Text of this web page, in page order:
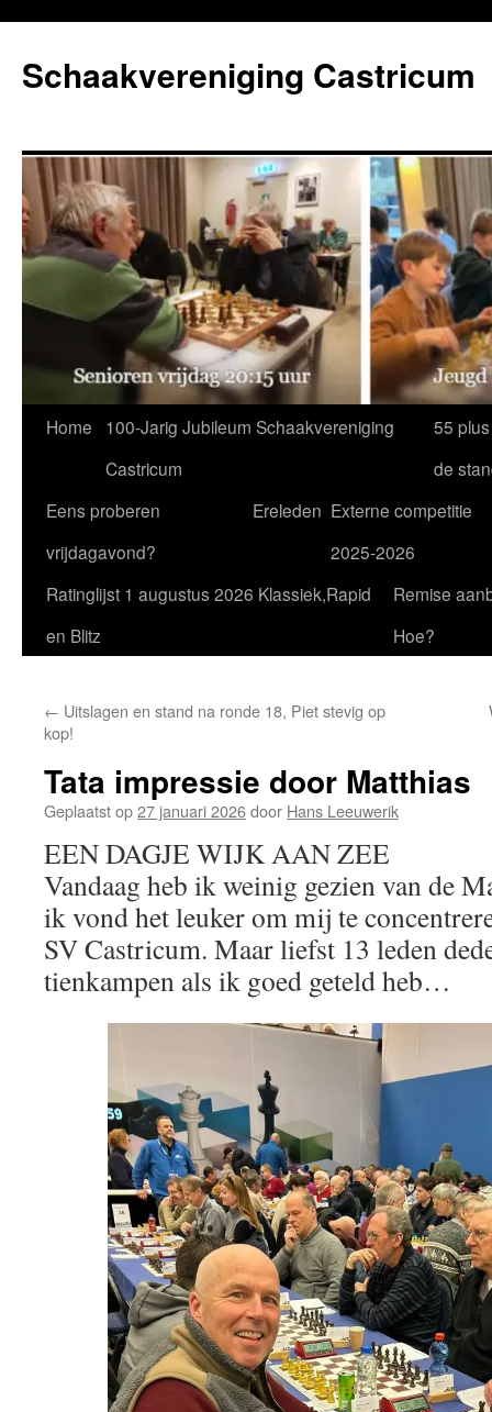
de
inhoud
Schaakvereniging Castricum
Home
100-Jarig Jubileum Schaakvereniging
Castricum
55
de
Eens proberen
vrijdagavond?
Ereleden Externe competitie
2025-2026
Ratinglijst 1 augustus 2026 Klassiek,Rapid
en Blitz
Remise
Hoe?
← Uitslagen en stand na ronde 18, Piet stevig op
kop!
Tata impressie door Matthias
Geplaatst op27 januari 2026door Hans Leeuwerik
EEN DAGJE WIJK AAN ZEE
Vandaag heb ik weinig gezien van de
ik vond het leuker om mij te
SV Castricum. Maar liefst 13 leden
tienkampen als ik goed geteld heb…